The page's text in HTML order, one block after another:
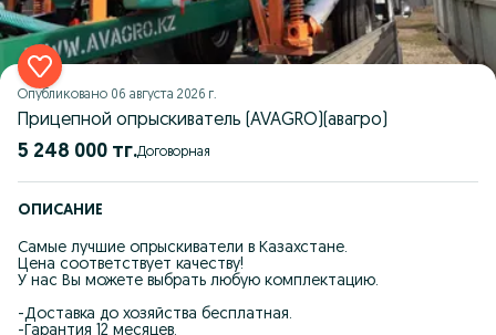
Опубликовано 06 августа 2026 г.
Прицепной опрыскиватель (AVAGRO)(авагро)
5 248 000 тг. Договорная
ОПИСАНИЕ
Самые лучшие опрыскиватели в Казахстане.
Цена соответствует качеству!
У нас Вы можете выбрать любую комплектацию.
-Доставка до хозяйства бесплатная.
-Гарантия 12 месяцев.